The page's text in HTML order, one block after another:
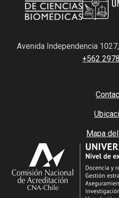
Avenida Independencia
+562
Mapa